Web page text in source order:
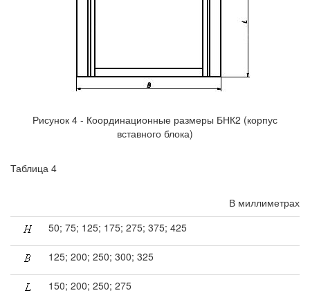
Рисунок 4 - Координационные размеры БНК2 (корпус
вставного блока)
Таблица 4
В миллиметрах
50; 75; 125; 175; 275; 375; 425
125; 200; 250; 300; 325
150; 200; 250; 275